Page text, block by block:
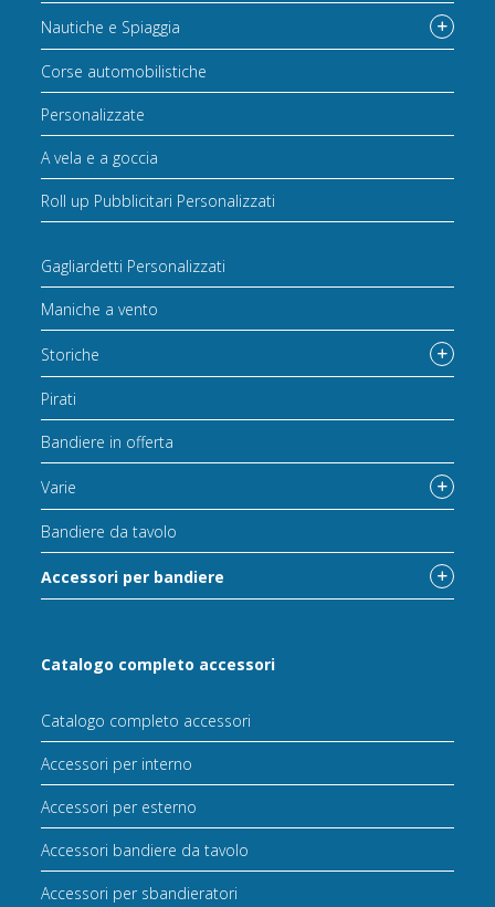
Nautiche e Spiaggia
Corse automobilistiche
Personalizzate
A vela e a goccia
Roll up Pubblicitari Personalizzati
Gagliardetti Personalizzati
Maniche a vento
Storiche
Pirati
Bandiere in offerta
Varie
Bandiere da tavolo
Accessori per bandiere
Catalogo completo accessori
Catalogo completo accessori
Accessori per interno
Accessori per esterno
Accessori bandiere da tavolo
Accessori per sbandieratori